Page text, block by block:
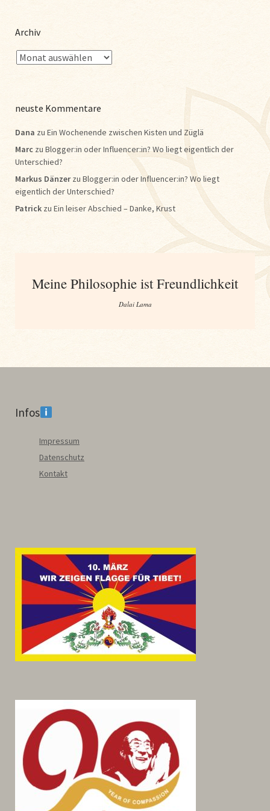
Archiv
neuste Kommentare
Dana zu Ein Wochenende zwischen Kisten und Züglä
Marc zu Blogger:in oder Influencer:in? Wo liegt eigentlich der
Unterschied?
Markus Dänzerzu Blogger:in oder Influencer:in? Wo liegt
eigentlich der Unterschied?
Patrick zu Ein leiser Abschied – Danke, Krust
Meine Philosophie ist Freundlichkeit
Dalai Lama
Infos
Impressum
Datenschutz
Kontakt